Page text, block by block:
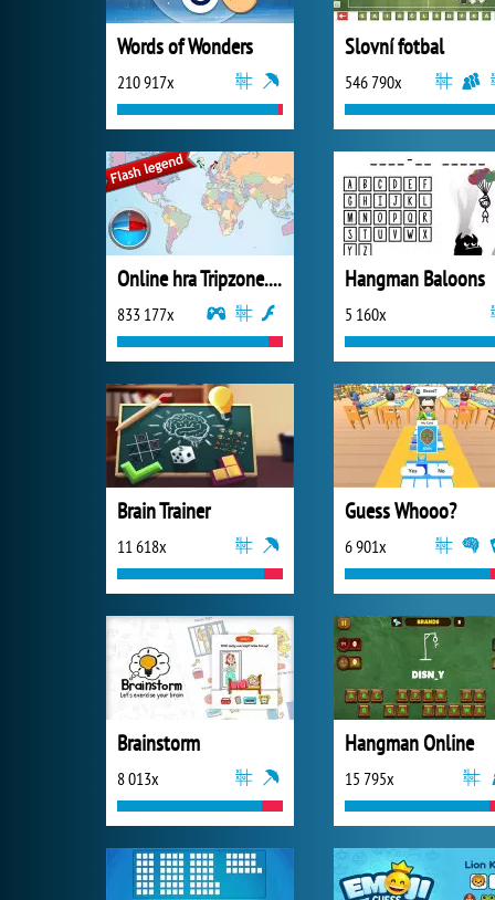
Words of Wonders
210 917x
Slovní fotbal
546 790x
Online hra Tripzone.cz
833 177x
Hangman Baloons
5 160x
Brain Trainer
11 618x
Guess Whooo?
6 901x
Brainstorm
8 013x
Hangman Online
15 795x